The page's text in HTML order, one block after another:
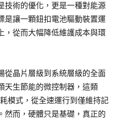
技術的優化，更是一種對能源
是讓一顆鈕扣電池驅動裝置運
，從而大幅降低維護成本與環
從晶片層級到系統層級的全面
天生節能的微控制器，這類
模式，從全速運行到僅維持記
然而，硬體只是基礎，真正的